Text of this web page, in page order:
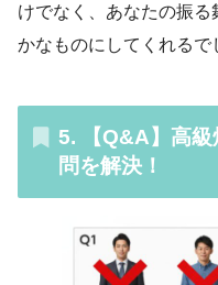
けでなく、あなたの振
かなものにしてくれるで
5. 【Q&A】高級
問を解決！